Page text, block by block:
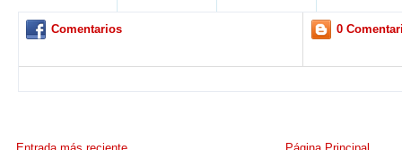
Comentarios 0